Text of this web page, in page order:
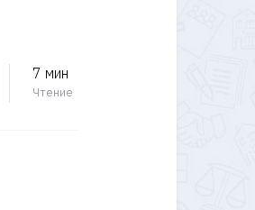
7 мин
Чтение